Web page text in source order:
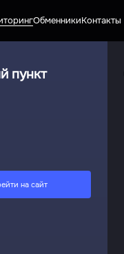
ОбменникиКонтакты
пункт
на сайт